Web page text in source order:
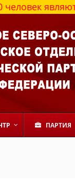
ПАРТИЯ